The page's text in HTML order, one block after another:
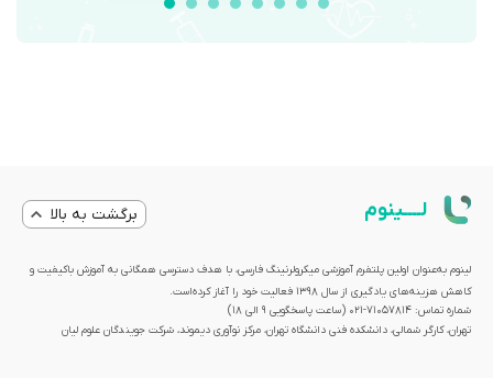
لــــینوم برگشت به بالا
لینوم به‌عنوان اولین پلتفرم آموزشی میکرولرنینگ فارسی، با هدف دسترسی همگانی به آموزش باکیفیت و
کاهش هزینه‌های یادگیری از سال 1398 فعالیت خود را آغاز کرده‌است.
شماره تماس: 71057814-021 (ساعت پاسخگویی ۹ الی ۱۸)
تهران، کارگر شمالی، دانشکده فنی دانشگاه تهران، مرکز نوآوری دیموند، شرکت جویندگان علوم لیان